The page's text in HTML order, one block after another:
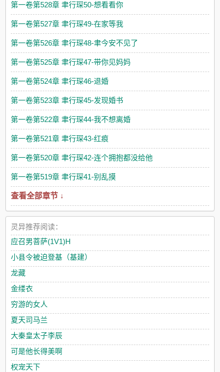
第一卷第528章 聿行琛50-想看看你
第一卷第527章 聿行琛49-在家等我
第一卷第526章 聿行琛48-聿今安不见了
第一卷第525章 聿行琛47-带你见妈妈
第一卷第524章 聿行琛46-退婚
第一卷第523章 聿行琛45-发现婚书
第一卷第522章 聿行琛44-我不想离婚
第一卷第521章 聿行琛43-红痕
第一卷第520章 聿行琛42-连个拥抱都没给他
第一卷第519章 聿行琛41-别乱摸
查看全部章节 ↓
灵异推荐阅读：
应召男菩萨(1V1)H
小县令被迫登基（基建）
龙藏
金缕衣
穷游的女人
夏天司马兰
大秦皇太子李辰
可是他长得美啊
权宠天下